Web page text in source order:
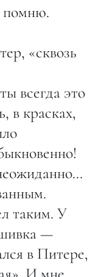
помню.
«сквозь
всегда это
в красках,
таким. У
—
в Питере,